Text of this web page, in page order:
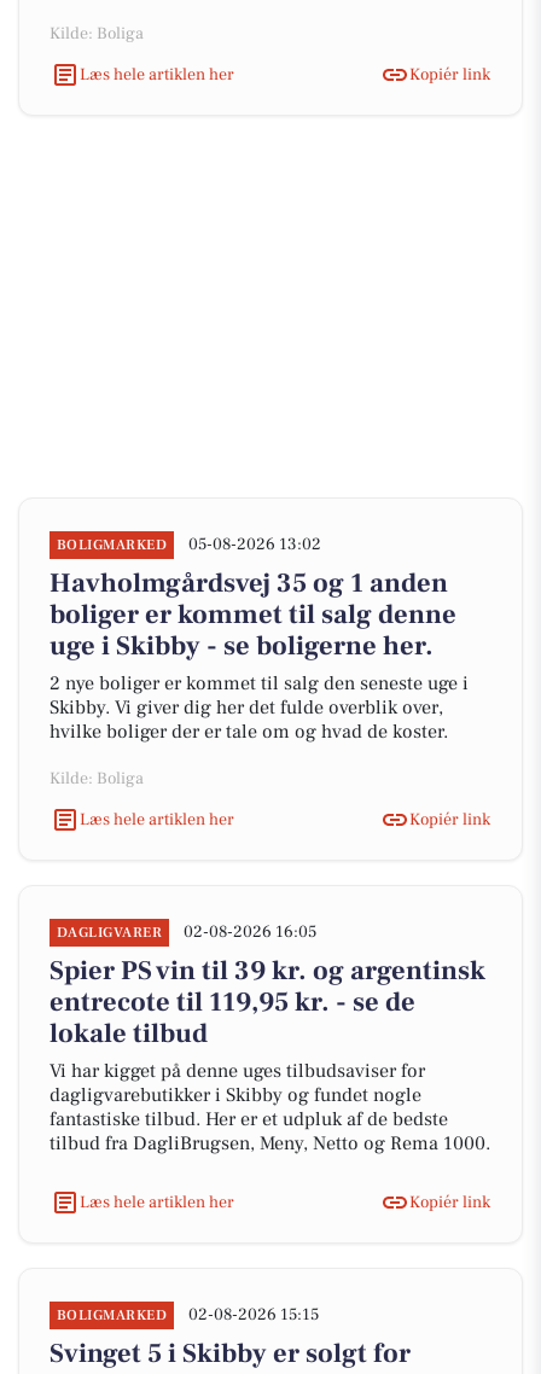
Kilde: Boliga
Læs hele artiklen her
Kopiér link
BOLIGMARKED 05-08-2026 13:02
Havholmgårdsvej 35 og 1 anden
boliger er kommet til salg denne
uge i Skibby - se boligerne her.
2 nye boliger er kommet til salg den seneste uge i
Skibby. Vi giver dig her det fulde overblik over,
hvilke boliger der er tale om og hvad de koster.
Kilde: Boliga
Læs hele artiklen her
Kopiér link
DAGLIGVARER 02-08-2026 16:05
Spier PS vin til 39 kr. og argentinsk
entrecote til 119,95 kr. - se de
lokale tilbud
Vi har kigget på denne uges tilbudsaviser for
dagligvarebutikker i Skibby og fundet nogle
fantastiske tilbud. Her er et udpluk af de bedste
tilbud fra DagliBrugsen, Meny, Netto og Rema 1000.
Læs hele artiklen her Kopiér link
BOLIGMARKED 02-08-2026 15:15
Svinget 5 i Skibby er solgt for